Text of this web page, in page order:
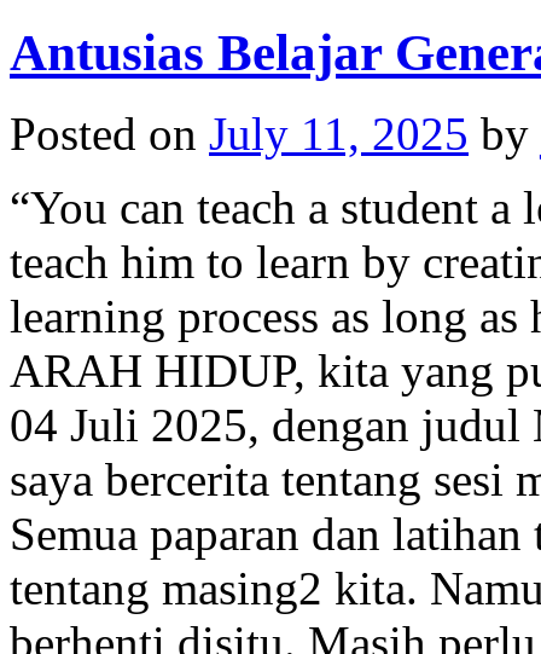
Antusias Belajar
Posted on July 11, 2025 by
“You can teach a student
teach him to learn by
learning process as long
ARAH HIDUP, kita yang
04 Juli 2025, dengan
saya bercerita tentang sesi
Semua paparan dan
tentang masing2 kita.
berhenti disitu. Masih